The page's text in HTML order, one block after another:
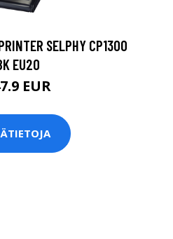
SELPHY CP1300
EU20
EUR